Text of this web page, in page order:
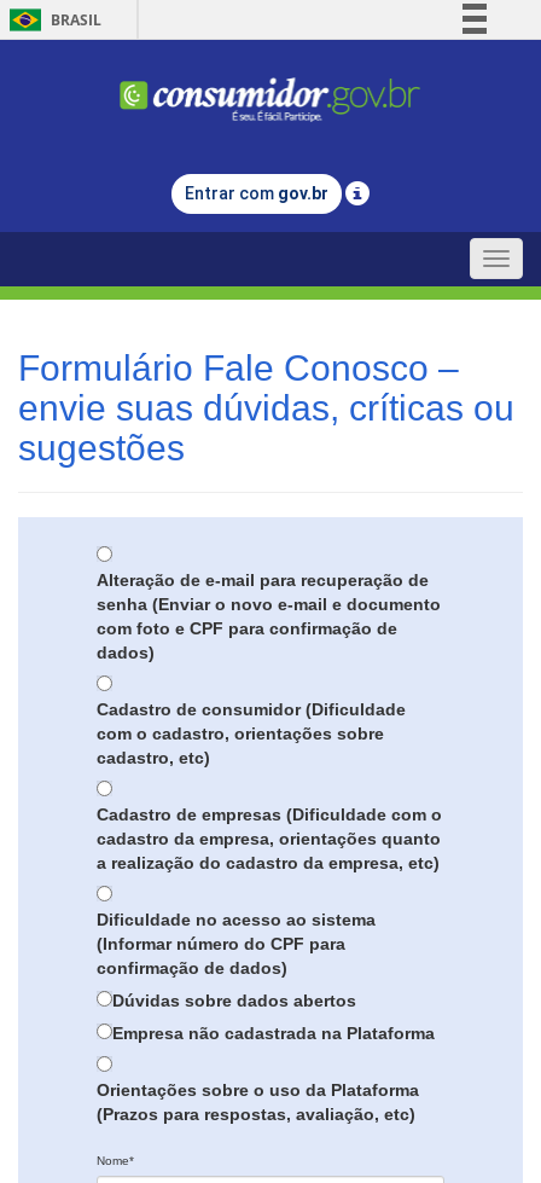
BRASIL
Comunica BR
Legislação
Entrar com gov.br
Toggle
Formulário Fale Conosco –
envie suas dúvidas, críticas ou
sugestões
Alteração de e-mail para recuperação de
senha (Enviar o novo e-mail e documento
com foto e CPF para confirmação de
dados)
Cadastro de consumidor (Dificuldade
com o cadastro, orientações sobre
cadastro, etc)
Cadastro de empresas (Dificuldade com o
cadastro da empresa, orientações quanto
a realização do cadastro da empresa, etc)
Dificuldade no acesso ao sistema
(Informar número do CPF para
confirmação de dados)
Dúvidas sobre dados abertos
Empresa não cadastrada na Plataforma
Orientações sobre o uso da Plataforma
(Prazos para respostas, avaliação, etc)
Nome*